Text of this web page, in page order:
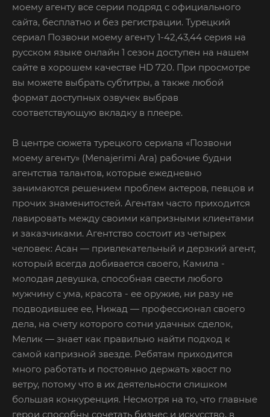
моему агенту все серии подряд с официального
сайта, бесплатно и без регистрации. Турецкий
сериал Позвони моему агенту 1-42,43,44 серия на
русском языке онлайн 1 сезон доступен на нашем
сайте в хорошем качестве HD 720. При просмотре
вы можете выбрать субтитры, а также любой
формат доступных озвучек выбрав
соответствующую вкладку в плеере.
В центре сюжета турецкого сериала «Позвони
моему агенту» (Menajerimi Ara) рабочие будни
агентства талантов, которые ежедневно
занимаются решением проблем актеров, певцов и
прочих знаменитостей. Агентам часто приходится
лавировать между своими капризными клиентами
и заказчиками. Агентство состоит из четырех
человек: Асан — привлекательный и дерзкий агент,
который всегда добивается своего, Камила -
молодая девушка, способная свести любого
мужчину с ума, красота - ее оружие, ни разу не
подводившее ее, Нижад — профессионал своего
дела, на счету которого сотни удачных сделок,
Мелик — знает как правильно найти подход к
самой капризной звезде. Ребятам приходится
много работать и постоянно держать хвост по
ветру, потому что в их деятельности слишком
большая конкуренция. Несмотря на то, что главные
герои способны сочетать бизнес и искусство, в